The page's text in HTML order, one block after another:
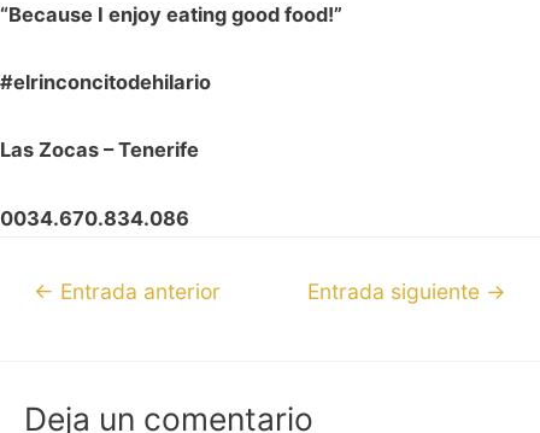
“Because I enjoy eating good food!”
#elrinconcitodehilario
Las Zocas – Tenerife
0034.670.834.086
← Entrada anterior Entrada siguiente →
Deja un comentario